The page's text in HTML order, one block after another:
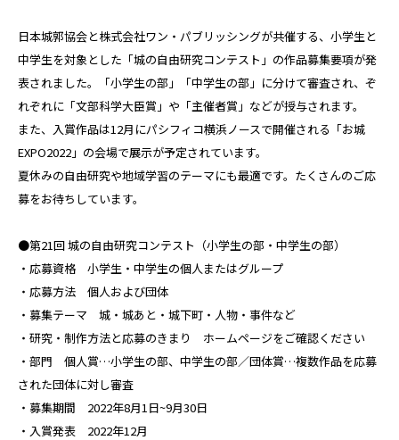
日本城郭協会と株式会社ワン・パブリッシングが共催する、小学生と
中学生を対象とした「城の自由研究コンテスト」の作品募集要項が発
表されました。「小学生の部」「中学生の部」に分けて審査され、ぞ
れぞれに「文部科学大臣賞」や「主催者賞」などが授与されます。
また、入賞作品は12月にパシフィコ横浜ノースで開催される「お城
EXPO2022」の会場で展示が予定されています。
夏休みの自由研究や地域学習のテーマにも最適です。たくさんのご応
募をお待ちしています。
●第21回 城の自由研究コンテスト（小学生の部・中学生の部）
・応募資格 小学生・中学生の個人またはグループ
・応募方法 個人および団体
・募集テーマ 城・城あと・城下町・人物・事件など
・研究・制作方法と応募のきまり ホームページをご確認ください
・部門 個人賞…小学生の部、中学生の部／団体賞…複数作品を応募
された団体に対し審査
・募集期間 2022年8月1日~9月30日
・入賞発表 2022年12月